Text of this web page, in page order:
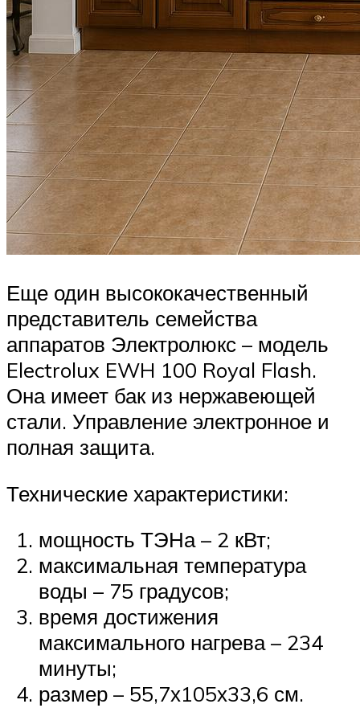
Еще один высококачественный
представитель семейства
аппаратов Электролюкс – модель
Electrolux EWH 100 Royal Flash.
Она имеет бак из нержавеющей
стали. Управление электронное и
полная защита.
Технические характеристики:
мощность ТЭНа – 2 кВт;
максимальная температура
воды – 75 градусов;
время достижения
максимального нагрева – 234
минуты;
размер – 55,7х105х33,6 см.